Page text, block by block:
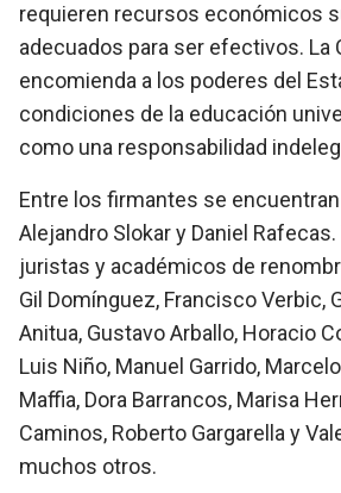
requieren recursos económicos
adecuados para ser efectivos. La
encomienda a los poderes del
condiciones de la educación
como una responsabilidad
Entre los firmantes se
Alejandro Slokar y Daniel
juristas y académicos de
Gil Domínguez, Francisco Verbic,
Anitua, Gustavo Arballo, Horacio
Luis Niño, Manuel Garrido,
Maffia, Dora Barrancos, Marisa
Caminos, Roberto Gargarella y
muchos otros.